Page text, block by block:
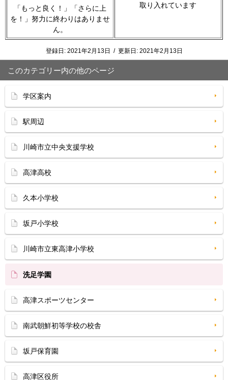
「もっと良く！」「さらに上
を！」努力に終わりはありませ
ん。
取り入れています
登録日: 2021年2月13日 / 更新日: 2021年2月13日
このカテゴリー内の他のページ
学区案内
駅周辺
川崎市立中央支援学校
高津高校
久本小学校
坂戸小学校
川崎市立東高津小学校
洗足学園
高津スポーツセンター
南武朝鮮初等学校の校舎
坂戸保育園
高津区役所